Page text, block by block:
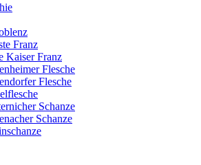
Franz
Kaiser Franz
Flesche
Flesche
Schanze
Schanze